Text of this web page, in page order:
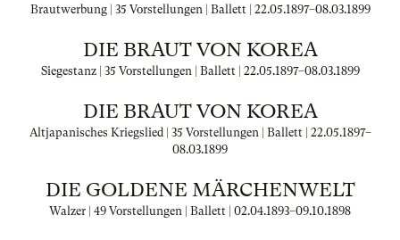
Brautwerbung | 35 Vorstellungen | Ballett | 22.05.1897–08.03.1899
DIE BRAUT VON KOREA
Siegestanz | 35 Vorstellungen | Ballett | 22.05.1897–08.03.1899
DIE BRAUT VON KOREA
Altjapanisches Kriegslied | 35 Vorstellungen | Ballett | 22.05.1897–
08.03.1899
DIE GOLDENE MÄRCHENWELT
Walzer | 49 Vorstellungen | Ballett | 02.04.1893–09.10.1898